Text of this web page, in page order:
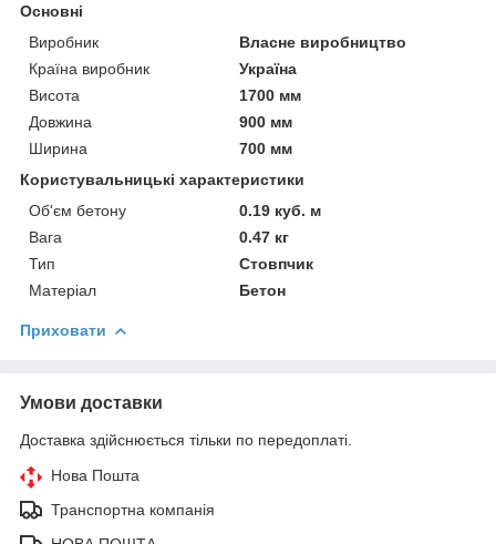
Основні
Виробник
Власне виробництво
Країна виробник
Україна
Висота
1700 мм
Довжина
900 мм
Ширина
700 мм
Користувальницькі характеристики
Об'єм бетону
0.19 куб. м
Вага
0.47 кг
Тип
Стовпчик
Матеріал
Бетон
Приховати
Умови доставки
Доставка здійснюється тільки по передоплаті.
Нова Пошта
Транспортна компанія